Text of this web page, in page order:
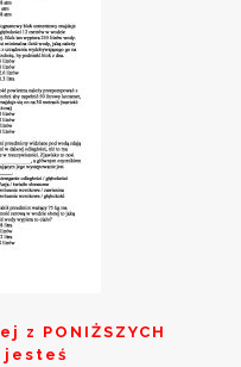
z PONIŻSZYCH